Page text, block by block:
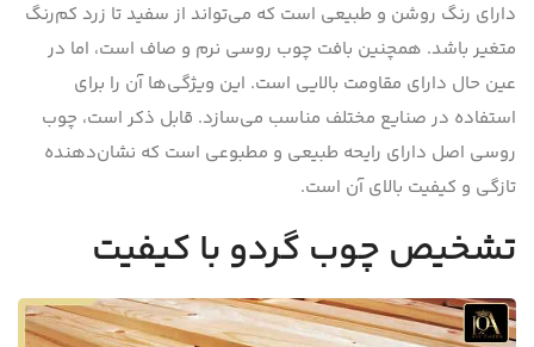
دارای رنگ روشن و طبیعی است که می‌تواند از سفید تا زرد کم‌رنگ
متغیر باشد. همچنین بافت چوب روسی نرم و صاف است، اما در
عین حال دارای مقاومت بالایی است. این ویژگی‌ها آن را برای
استفاده در صنایع مختلف مناسب می‌سازد. قابل ذکر است، چوب
روسی اصل دارای رایحه طبیعی و مطبوعی است که نشان‌دهنده
تازگی و کیفیت بالای آن است.
تشخیص چوب گردو با کیفیت